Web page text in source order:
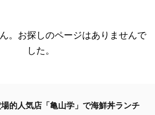
。お探しのページはありませんで
した。
的人気店「亀山学」で海鮮丼ランチ